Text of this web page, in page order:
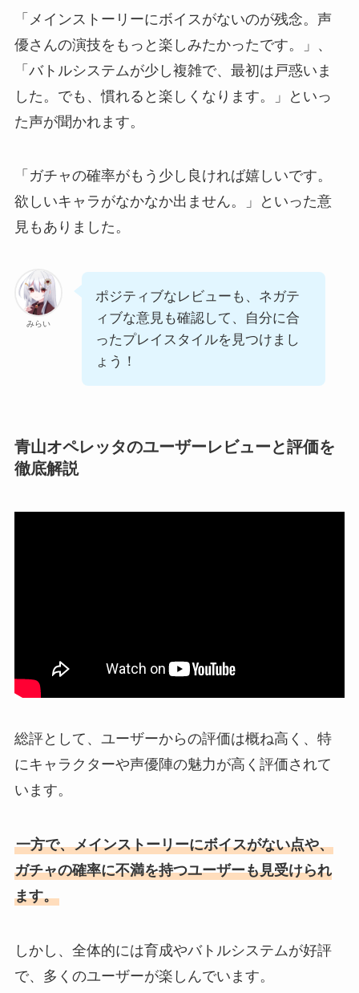
「メインストーリーにボイスがないのが残念。声
優さんの演技をもっと楽しみたかったです。」、
「バトルシステムが少し複雑で、最初は戸惑いま
した。でも、慣れると楽しくなります。」といっ
た声が聞かれます。
「ガチャの確率がもう少し良ければ嬉しいです。
欲しいキャラがなかなか出ません。」といった意
見もありました。
みらい
ポジティブなレビューも、ネガテ
ィブな意見も確認して、自分に合
ったプレイスタイルを見つけまし
ょう！
青山オペレッタのユーザーレビューと評価を
徹底解説
総評として、ユーザーからの評価は概ね高く、特
にキャラクターや声優陣の魅力が高く評価されて
います。
一方で、メインストーリーにボイスがない点や、
ガチャの確率に不満を持つユーザーも見受けられ
ます。
しかし、全体的には育成やバトルシステムが好評
で、多くのユーザーが楽しんでいます。